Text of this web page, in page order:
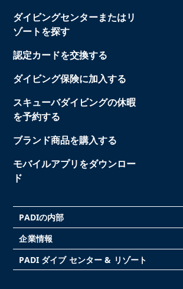
ダイビングセンターまたはリ
ゾートを探す
認定カードを交換する
ダイビング保険に加入する
スキューバダイビングの休暇
を予約する
ブランド商品を購入する
モバイルアプリをダウンロー
ド
PADIの内部
企業情報
PADI ダイブ センター & リゾート